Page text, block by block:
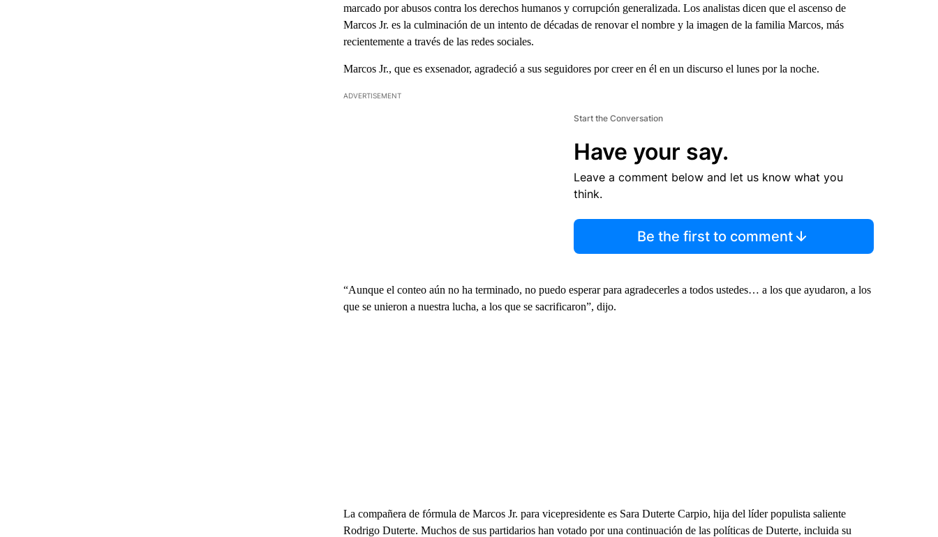
marcado por abusos contra los derechos humanos y corrupción generalizada. Los analistas dicen que el ascenso de
Marcos Jr. es la culminación de un intento de décadas de renovar el nombre y la imagen de la familia Marcos, más
recientemente a través de las redes sociales.
Marcos Jr., que es exsenador, agradeció a sus seguidores por creer en él en un discurso el lunes por la noche.
ADVERTISEMENT
Start the Conversation
Have your say.
Leave a comment below and let us know what you
think.
Be the first to comment
“Aunque el conteo aún no ha terminado, no puedo esperar para agradecerles a todos ustedes… a los que ayudaron, a los
que se unieron a nuestra lucha, a los que se sacrificaron”, dijo.
La compañera de fórmula de Marcos Jr. para vicepresidente es Sara Duterte Carpio, hija del líder populista saliente
Rodrigo Duterte. Muchos de sus partidarios han votado por una continuación de las políticas de Duterte, incluida su